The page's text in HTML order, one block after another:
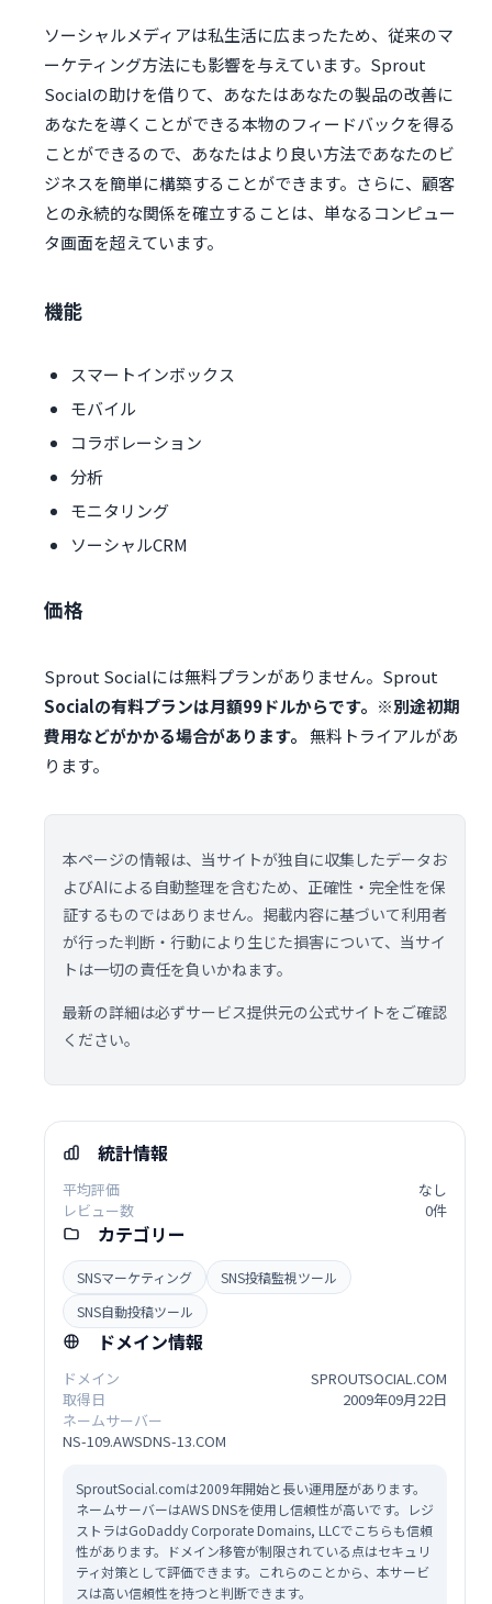
ソーシャルメディアは私生活に広まったため、従来のマ
ーケティング方法にも影響を与えています。Sprout
Socialの助けを借りて、あなたはあなたの製品の改善に
あなたを導くことができる本物のフィードバックを得る
ことができるので、あなたはより良い方法であなたのビ
ジネスを簡単に構築することができます。さらに、顧客
との永続的な関係を確立することは、単なるコンピュー
タ画面を超えています。
機能
スマートインボックス
モバイル
コラボレーション
分析
モニタリング
ソーシャルCRM
価格
Sprout Socialには無料プランがありません。Sprout
Socialの有料プランは月額99ドルからです。※別途初期
費用などがかかる場合があります。 無料トライアルがあ
ります。
本ページの情報は、当サイトが独自に収集したデータお
よびAIによる自動整理を含むため、正確性・完全性を保
証するものではありません。掲載内容に基づいて利用者
が行った判断・行動により生じた損害について、当サイ
トは一切の責任を負いかねます。
最新の詳細は必ずサービス提供元の公式サイトをご確認
ください。
統計情報
平均評価
なし
レビュー数
0件
カテゴリー
SNSマーケティング
SNS投稿監視ツール
SNS自動投稿ツール
ドメイン情報
ドメイン
SPROUTSOCIAL.COM
取得日
2009年09月22日
ネームサーバー
NS-109.AWSDNS-13.COM
SproutSocial.comは2009年開始と長い運用歴があります。
ネームサーバーはAWS DNSを使用し信頼性が高いです。レジ
ストラはGoDaddy Corporate Domains, LLCでこちらも信頼
性があります。ドメイン移管が制限されている点はセキュリ
ティ対策として評価できます。これらのことから、本サービ
スは高い信頼性を持つと判断できます。